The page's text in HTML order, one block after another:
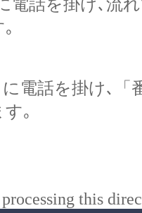
電話を掛け､流
電話を掛け､「
｡
this